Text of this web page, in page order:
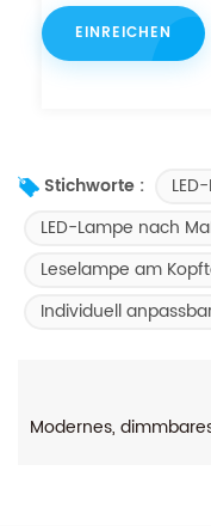
Stichworte :
LED-Lampe nach
Leselampe am
Individuell